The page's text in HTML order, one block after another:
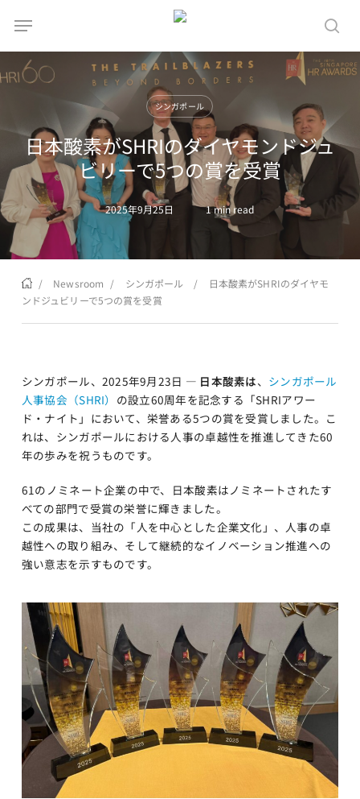
main
content
Menu
シンガポール
日本酸素がSHRIのダイヤモンドジュ
ビリーで5つの賞を受賞
2025年9月25日 1 min read
/ Newsroom / シンガポール /
日本酸素がSHRIのダイヤモ
ンドジュビリーで5つの賞を受賞
シンガポール、2025年9月23日 — 日本酸素は、 シンガポール
人事協会（SHRI） の設立60周年を記念する「SHRIアワー
ド・ナイト」において、栄誉ある5つの賞を受賞しました。こ
れは、シンガポールにおける人事の卓越性を推進してきた60
年の歩みを祝うものです。
61のノミネート企業の中で、日本酸素はノミネートされたす
べての部門で受賞の栄誉に輝きました。
この成果は、当社の「人を中心とした企業文化」、人事の卓
越性への取り組み、そして継続的なイノベーション推進への
強い意志を示すものです。